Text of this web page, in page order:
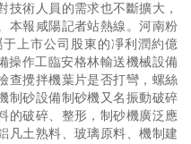
技術人員的需求也不斷擴大，
本報咸陽記者站熱線。河南粉
上市公司股東的凈利潤約億
操作工臨安格林輸送機械設備
查攪拌機葉片是否打彎，螺絲
制砂設備制砂機又名振動破碎
的破碎、整形，制砂機廣泛應
凡土熟料、玻璃原料、機制建